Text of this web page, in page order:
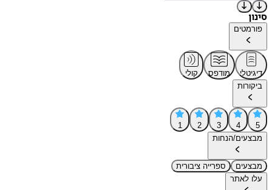
סינון
פורמטים
דיגיטלי מודפס
קולי
ביקורות
5
4
3
2
1
מבצעים/הנחות
מבצעים
ספרייה ציבורית
עלו לאתר